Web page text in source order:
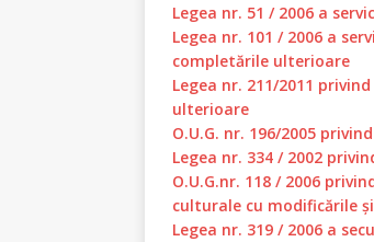
Legea nr. 51 / 2006 a
Legea nr. 101 / 2006 a
completările ulterioare
Legea nr. 211/2011
ulterioare
O.U.G. nr. 196/2005
Legea nr. 334 / 2002
O.U.G.nr. 118 / 2006
culturale cu modificările
Legea nr. 319 / 2006 a